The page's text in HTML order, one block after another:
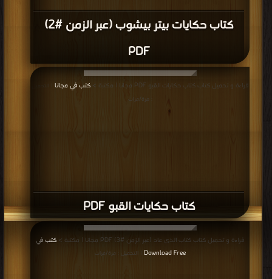
كتاب حكايات بيتر بيشوب (عبر الزمن #2)
PDF
كتاب حكايات القبو PDF
قراءة و تحميل كتاب كتاب حكايات القبو PDF مجانا | مكتبة > كتب في مجانا
: مرة/مرات
قراءة و تحميل كتاب كتاب الذى عاد (عبر الزمن #3) PDF مجانا | مكتبة >
كتب في
Download Free
| التحميل : مرة/مرات